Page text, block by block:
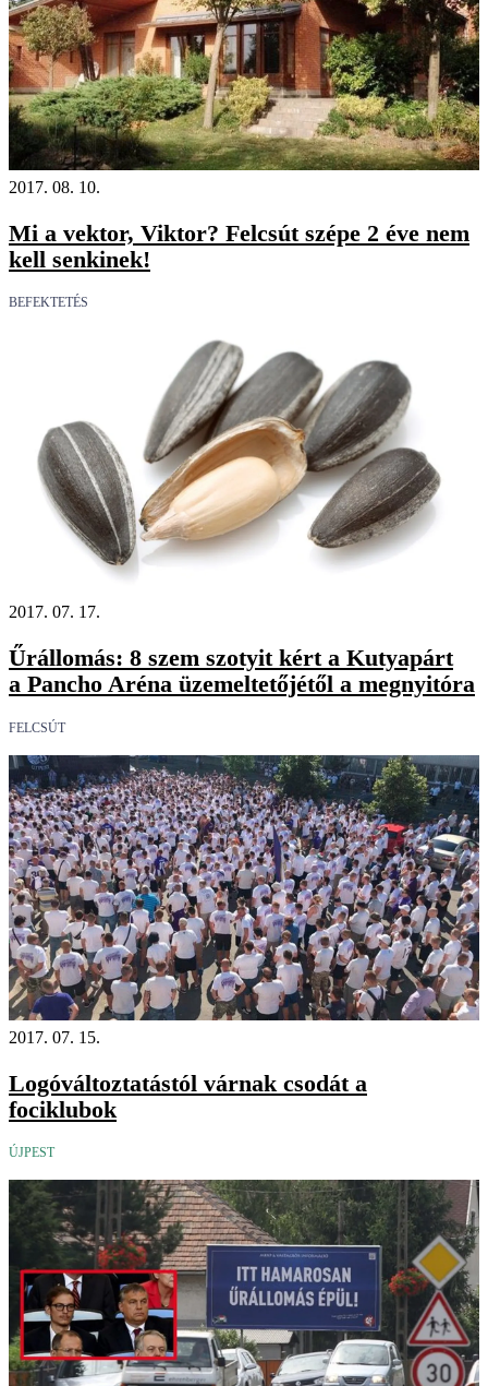
2017. 08. 10.
Mi a vektor, Viktor? Felcsút szépe 2 éve nem
kell senkinek!
BEFEKTETÉS
2017. 07. 17.
Űrállomás: 8 szem szotyit kért a Kutyapárt
a Pancho Aréna üzemeltetőjétől a megnyitóra
FELCSÚT
2017. 07. 15.
Logóváltoztatástól várnak csodát a
fociklubok
ÚJPEST